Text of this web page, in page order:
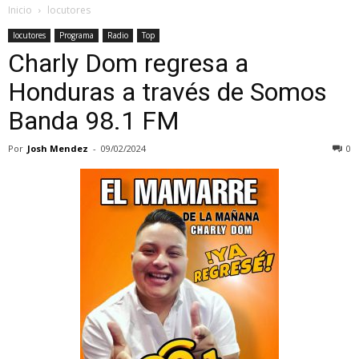
Inicio locutores
locutores Programa Radio Top
Charly Dom regresa a
Honduras a través de Somos
Banda 98.1 FM
Por Josh Mendez - 09/02/2024 0